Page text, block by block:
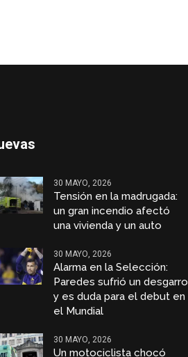
30 MAYO, 2026
Tensión en la madrugada:
un gran incendio afectó
una vivienda y un auto
30 MAYO, 2026
Alarma en la Selección:
Paredes sufrió un desgarro
y es duda para el debut en
el Mundial
30 MAYO, 2026
Un motociclista chocó